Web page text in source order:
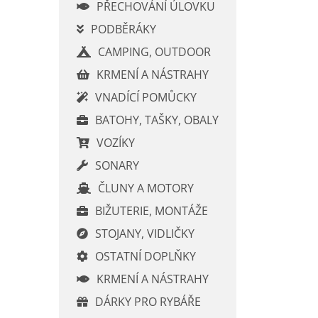
PŘECHOVÁNÍ ÚLOVKU
PODBĚRÁKY
CAMPING, OUTDOOR
KRMENÍ A NÁSTRAHY
VNADÍCÍ POMŮCKY
BATOHY, TAŠKY, OBALY
VOZÍKY
SONARY
ČLUNY A MOTORY
BIŽUTERIE, MONTÁŽE
STOJANY, VIDLIČKY
OSTATNÍ DOPLŇKY
KRMENÍ A NÁSTRAHY
DÁRKY PRO RYBÁŘE